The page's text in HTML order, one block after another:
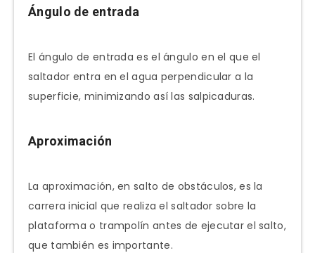
Ángulo de entrada
El ángulo de entrada es el ángulo en el que el
saltador entra en el agua perpendicular a la
superficie, minimizando así las salpicaduras.
Aproximación
La aproximación, en salto de obstáculos, es la
carrera inicial que realiza el saltador sobre la
plataforma o trampolín antes de ejecutar el salto,
que también es importante.